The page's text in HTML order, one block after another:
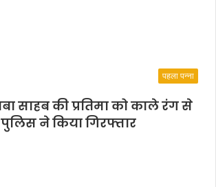
पहला पन्ना
साहब की प्रतिमा को काले रंग से
ने किया गिरफ्तार